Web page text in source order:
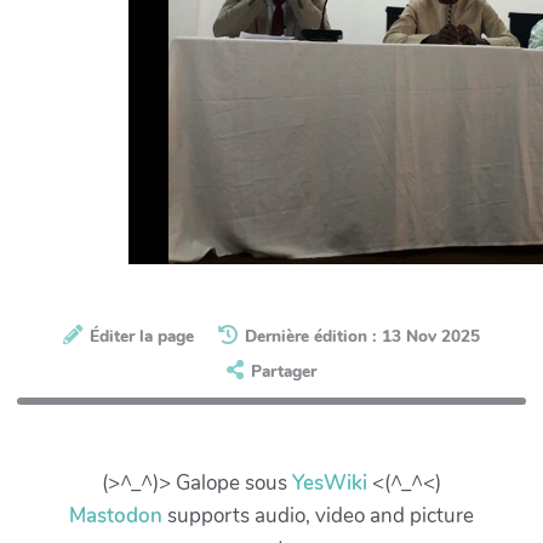
Éditer la page
Dernière édition : 13 Nov 2025
Partager
(>^_^)> Galope sousYesWiki <(^_^<)
Mastodon supports audio, video and picture